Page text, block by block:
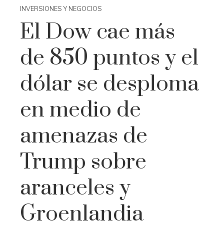
INVERSIONES Y NEGOCIOS
El Dow cae más
de 850 puntos y el
dólar se desploma
en medio de
amenazas de
Trump sobre
aranceles y
Groenlandia